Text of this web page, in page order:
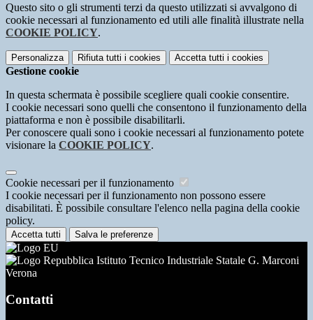
Questo sito o gli strumenti terzi da questo utilizzati si avvalgono di
cookie necessari al funzionamento ed utili alle finalità illustrate nella
COOKIE POLICY.
Personalizza Rifiuta tutti i cookies Accetta tutti i cookies
Gestione cookie
In questa schermata è possibile scegliere quali cookie consentire.
I cookie necessari sono quelli che consentono il funzionamento della
piattaforma e non è possibile disabilitarli.
Per conoscere quali sono i cookie necessari al funzionamento potete
visionare la COOKIE POLICY.
Cookie necessari per il funzionamento
I cookie necessari per il funzionamento non possono essere
disabilitati. È possibile consultare l'elenco nella pagina della cookie
policy.
Accetta tutti Salva le preferenze
Istituto Tecnico Industriale Statale G. Marconi
Verona
Contatti